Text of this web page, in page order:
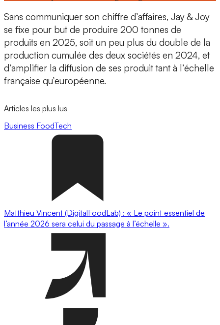
Sans communiquer son chiffre d’affaires, Jay & Joy
se fixe pour but de produire 200 tonnes de
produits en 2025, soit un peu plus du double de la
production cumulée des deux sociétés en 2024, et
d’amplifier la diffusion de ses produit tant à l’échelle
française qu’européenne.
Articles les plus lus
Business FoodTech
Matthieu Vincent (DigitalFoodLab) : « Le point essentiel de
l’année 2026 sera celui du passage à l’échelle ».